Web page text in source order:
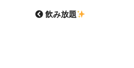
飲み放題